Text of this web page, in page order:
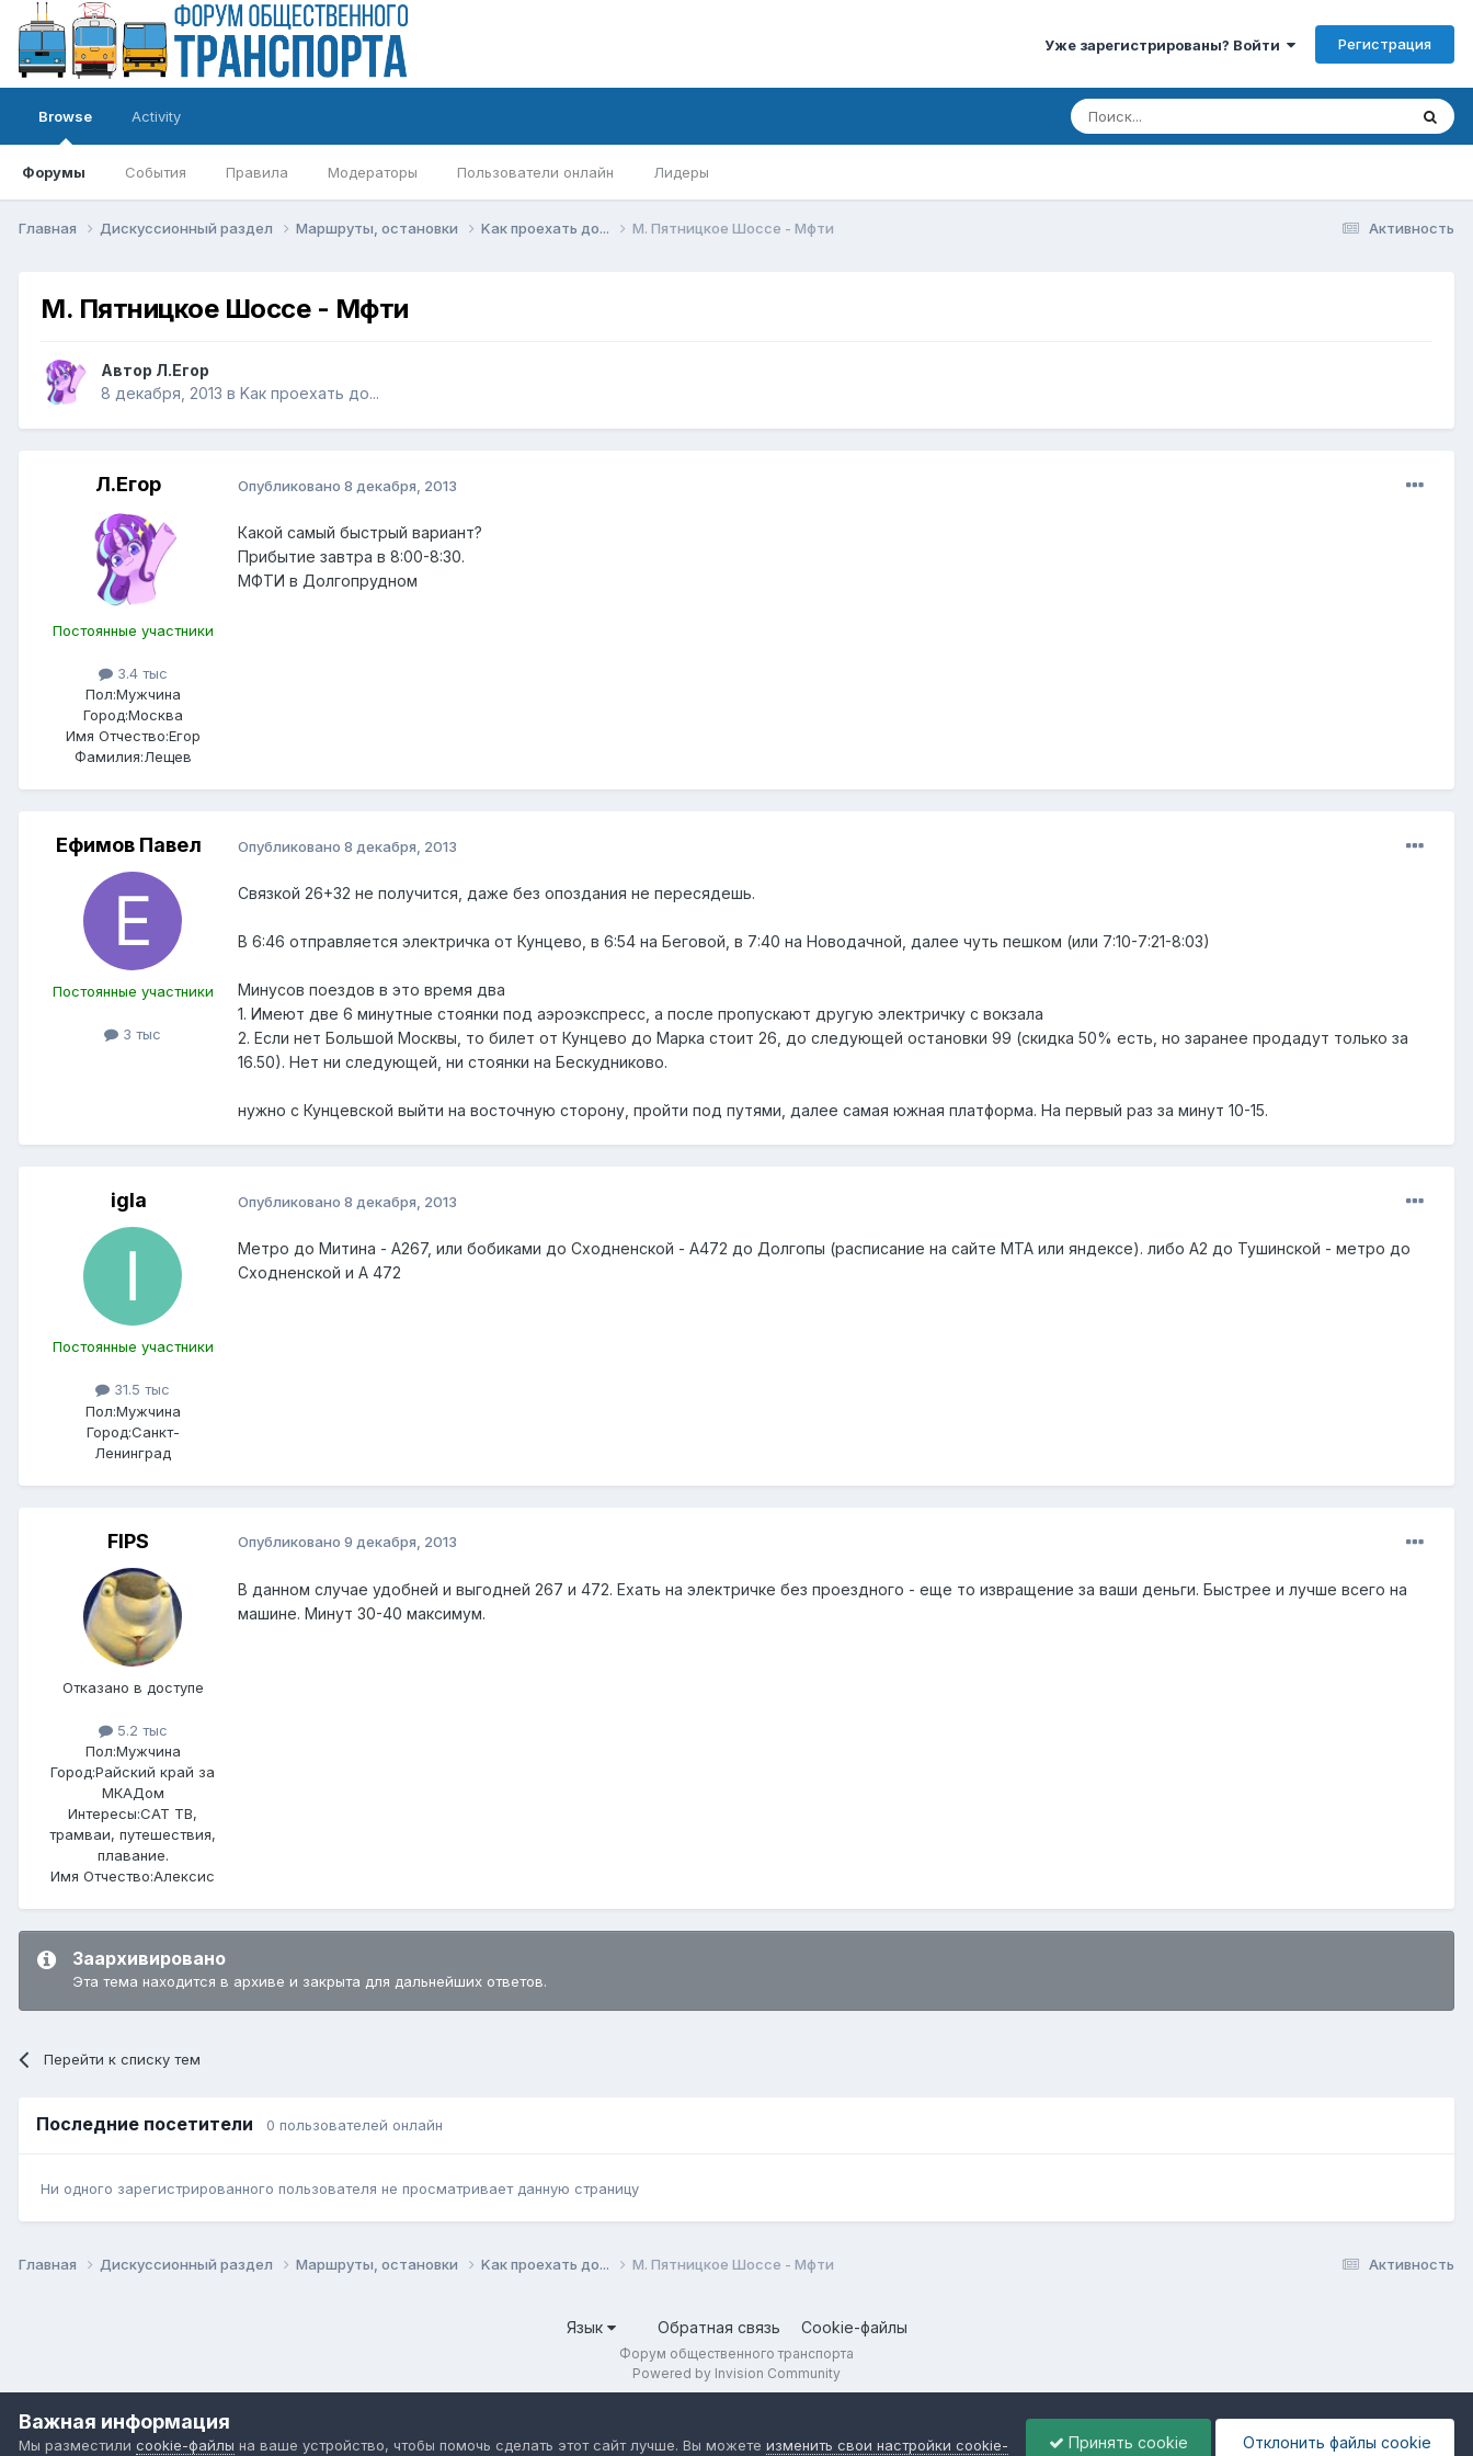
Уже зарегистрированы? Войти Регистрация
Browse
Форумы События Правила Модераторы Пользователи онлайн Лидеры
Activity
Активность
Главная Дискуссионный раздел Маршруты, остановки Kак проехать до... М. Пятницкое Шоссе - Мфти
М. Пятницкое Шоссе - Мфти
Автор Л.Егор
8 декабря, 2013 в Kак проехать до...
Л.Егор
Постоянные участники
3.4 тыс
Пол:Мужчина
Город:Москва
Имя Отчество:Егор
Фамилия:Лещев
Опубликовано 8 декабря, 2013
Какой самый быстрый вариант?
Прибытие завтра в 8:00-8:30.
МФТИ в Долгопрудном
Ефимов Павел
Постоянные участники
3 тыс
Опубликовано 8 декабря, 2013
Связкой 26+32 не получится, даже без опоздания не пересядешь.
В 6:46 отправляется электричка от Кунцево, в 6:54 на Беговой, в 7:40 на Новодачной, далее чуть пешком (или 7:10-7:21-8:03)
Минусов поездов в это время два
1. Имеют две 6 минутные стоянки под аэроэкспресс, а после пропускают другую электричку с вокзала
2. Если нет Большой Москвы, то билет от Кунцево до Марка стоит 26, до следующей остановки 99 (скидка 50% есть, но заранее продадут только за
16.50). Нет ни следующей, ни стоянки на Бескудниково.
нужно с Кунцевской выйти на восточную сторону, пройти под путями, далее самая южная платформа. На первый раз за минут 10-15.
igla
Постоянные участники
31.5 тыс
Пол:Мужчина
Город:Санкт-
Ленинград
Опубликовано 8 декабря, 2013
Метро до Митина - А267, или бобиками до Сходненской - А472 до Долгопы (расписание на сайте МТА или яндексе). либо А2 до Тушинской - метро до
Сходненской и А 472
FIPS
Отказано в доступе
5.2 тыс
Пол:Мужчина
Город:Райский край за
МКАДом
Интересы:САТ ТВ,
трамваи, путешествия,
плавание.
Имя Отчество:Алексис
Опубликовано 9 декабря, 2013
В данном случае удобней и выгодней 267 и 472. Ехать на электричке без проездного - еще то извращение за ваши деньги. Быстрее и лучше всего на
машине. Минут 30-40 максимум.
Заархивировано
Эта тема находится в архиве и закрыта для дальнейших ответов.
Перейти к списку тем
Последние посетители 0 пользователей онлайн
Ни одного зарегистрированного пользователя не просматривает данную страницу
Активность
Главная Дискуссионный раздел Маршруты, остановки Kак проехать до... М. Пятницкое Шоссе - Мфти
Язык Обратная связь Cookie-файлы
Форум общественного транспорта
Powered by Invision Community
Важная информация
Мы разместили cookie-файлы на ваше устройство, чтобы помочь сделать этот сайт лучше. Вы можете изменить свои настройки cookie- Принять cookie Отклонить файлы сookie